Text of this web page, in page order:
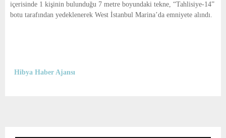
U
içerisinde 1 kişinin bulunduğu 7 metre boyundaki tekne, “Tahlisiye-14”
botu tarafından yedeklenerek West İstanbul Marina’da emniyete alındı.
Hibya Haber Ajansı